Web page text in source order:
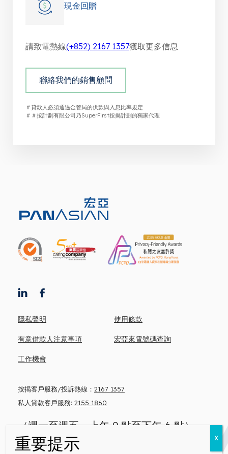
現金回贈
請致電熱線(+852) 2167 1357獲取更多信息
聯絡我們的銷售顧問
＃貸款人必須通過金管局的供款與入息比率規定
＃＃按計劃有限公司乃SuperFirst按揭計劃的獨家代理
按揭客戶服務/投訴熱線： 2167 1357
私人貸款客戶服務: 2155 1860
（週一至週五，上午 9 點至下午 6 點）
隱私聲明 使用條款
有意借款人注意事項 宏亞來電號碼查詢
工作機會